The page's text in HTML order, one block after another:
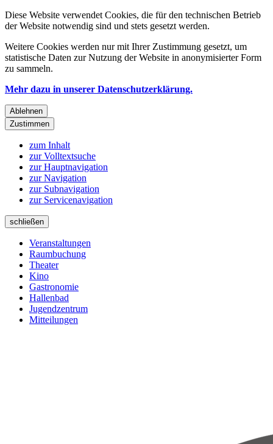
Diese Website verwendet Cookies, die für den technischen Betrieb
der Website notwendig sind und stets gesetzt werden.
Weitere Cookies werden nur mit Ihrer Zustimmung gesetzt, um
statistische Daten zur Nutzung der Website in anonymisierter Form
zu sammeln.
Mehr dazu in unserer Datenschutzerklärung.
Ablehnen
Zustimmen
zum Inhalt
zur Volltextsuche
zur Hauptnavigation
zur Navigation
zur Subnavigation
zur Servicenavigation
schließen
Veranstaltungen
Raumbuchung
Theater
Kino
Gastronomie
Hallenbad
Jugendzentrum
Mitteilungen